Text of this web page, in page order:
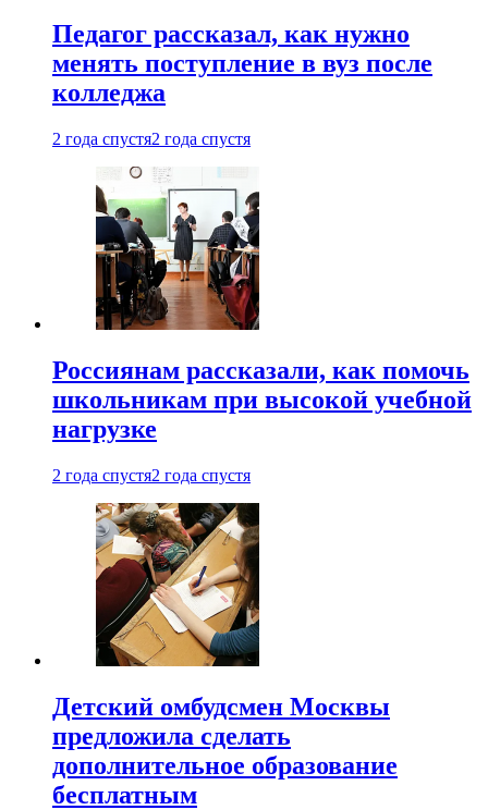
Педагог рассказал, как нужно
менять поступление в вуз после
колледжа
2 года спустя2 года спустя
Россиянам рассказали, как помочь
школьникам при высокой учебной
нагрузке
2 года спустя2 года спустя
Детский омбудсмен Москвы
предложила сделать
дополнительное образование
бесплатным